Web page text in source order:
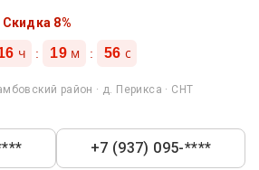
8%
ч : 19 м : 55 с
район · д. Перикса · СНТ
+7 (937) 095-****